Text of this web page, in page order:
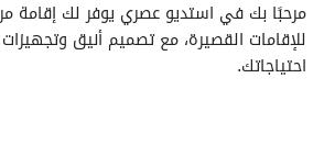
احتياجاتك.